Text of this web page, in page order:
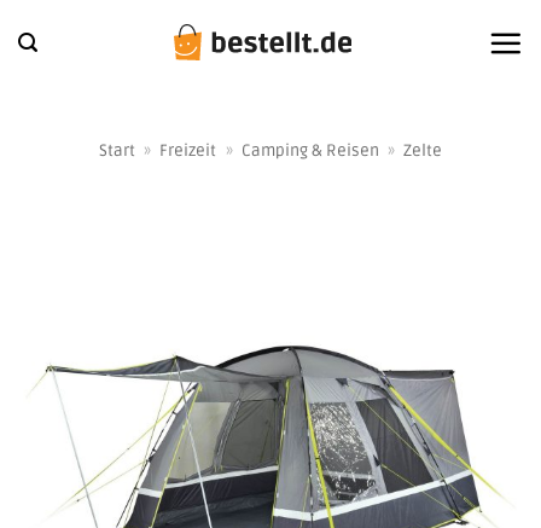
Inhalt
Start » Freizeit » Camping & Reisen » Zelte